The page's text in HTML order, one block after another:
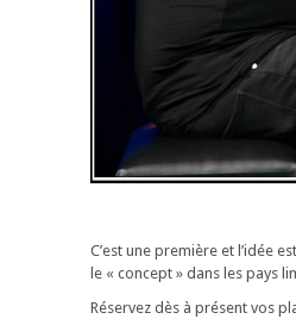
C’est une première et l’idée
le « concept » dans les pays
Réservez dès à présent vos